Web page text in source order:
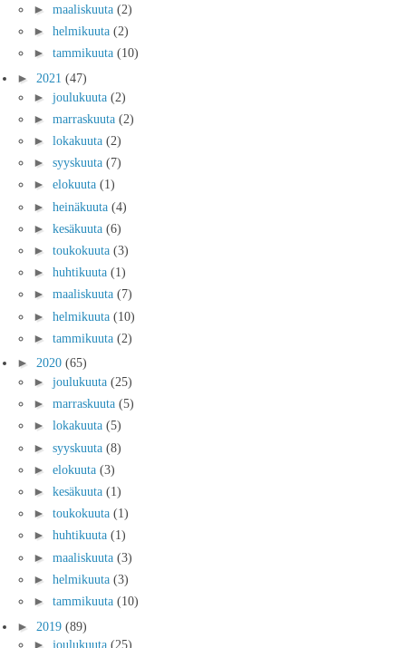
► maaliskuuta (2)
► helmikuuta (2)
► tammikuuta (10)
► 2021 (47)
► joulukuuta (2)
► marraskuuta (2)
► lokakuuta (2)
► syyskuuta (7)
► elokuuta (1)
► heinäkuuta (4)
► kesäkuuta (6)
► toukokuuta (3)
► huhtikuuta (1)
► maaliskuuta (7)
► helmikuuta (10)
► tammikuuta (2)
► 2020 (65)
► joulukuuta (25)
► marraskuuta (5)
► lokakuuta (5)
► syyskuuta (8)
► elokuuta (3)
► kesäkuuta (1)
► toukokuuta (1)
► huhtikuuta (1)
► maaliskuuta (3)
► helmikuuta (3)
► tammikuuta (10)
► 2019 (89)
► joulukuuta (25)